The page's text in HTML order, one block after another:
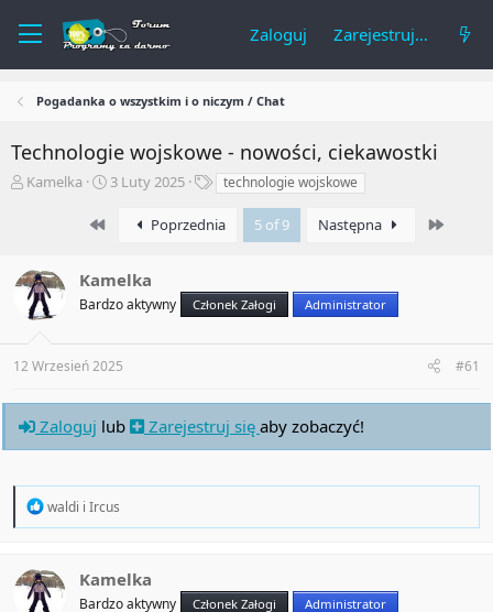
Zaloguj Zarejestruj się
Pogadanka o wszystkim i o niczym / Chat
Technologie wojskowe - nowości, ciekawostki
A
t
e
m
a
t
Kamelka
R
c
z
t
y
3 Luty 2025
T
g
technologie wojskowe
First Poprzednia 5 of 9 Następna
Kamelka
Bardzo aktywny Członek Załogi Administrator
12 Wrzesień 2025 #61
Zaloguj lub Zarejestruj się aby zobaczyć!
R
t
i
waldi i Ircus
Kamelka
Bardzo aktywny Członek Załogi Administrator